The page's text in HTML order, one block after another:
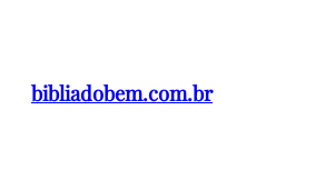
conteúdo
bibliadobem.com.br